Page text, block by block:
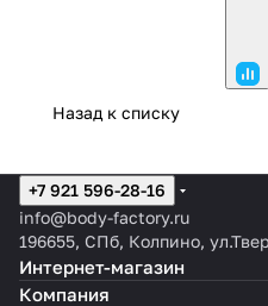
Назад к списку
+7 921 596-28-16
info@body-factory.ru
196655, СПб, Колпино,
Интернет-магазин
Компания